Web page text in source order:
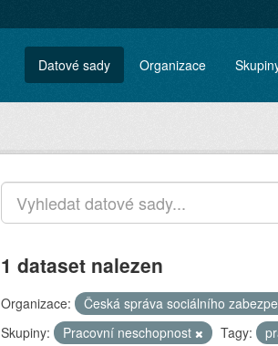
Datové sady Organizace
1 dataset nalezen
Organizace: Česká správa sociálního
Skupiny:
Pracovní neschopnost Tagy: